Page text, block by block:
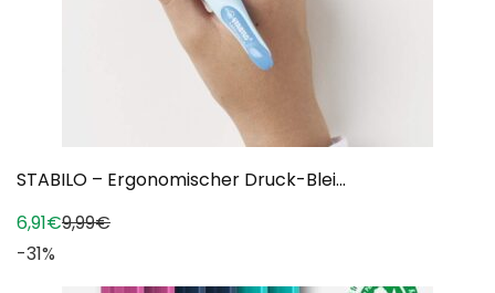
STABILO – Ergonomischer Druck-Blei...
6,91€9,99€
-31%